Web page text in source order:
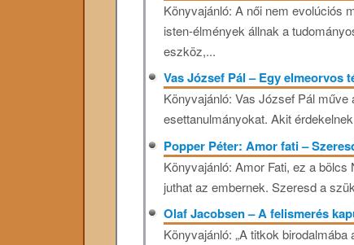
Könyvajánló: A női nem evolúciós
isten-élmények állnak a
eszköz,...
Vas József Pál – Egy elmeorvos
Könyvajánló: Vas ​​József Pál
esettanulmányokat. Akit
Popper Péter: Amor fati –
Könyvajánló: Amor ​​Fati, ez a
juthat az embernek. Szeresd a
Olaf Jacobsen – A felismerés
Könyvajánló: „A titkok